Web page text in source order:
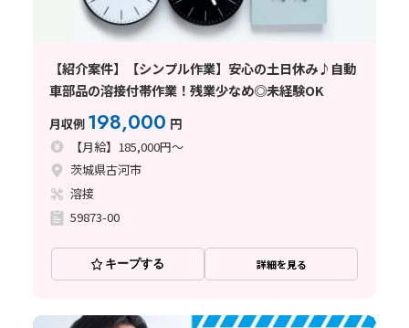
【紹介案件】【シンプル作業】安心の土日休み♪自動
車部品の溶接付帯作業！残業少なめ◎未経験OK
月収例 198,000 円
【月給】185,000円～
茨城県古河市
溶接
59873-00
キープする 詳細を見る